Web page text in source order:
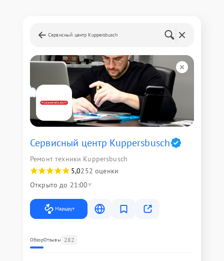
Сервисный центр Kuppersbusch
Сервисный центр Kuppersbusch
Ремонт техники Kuppersbusch
5,0252 оценки
Открыто до 21:00
Маршрут
ОбзорОтзывы 282